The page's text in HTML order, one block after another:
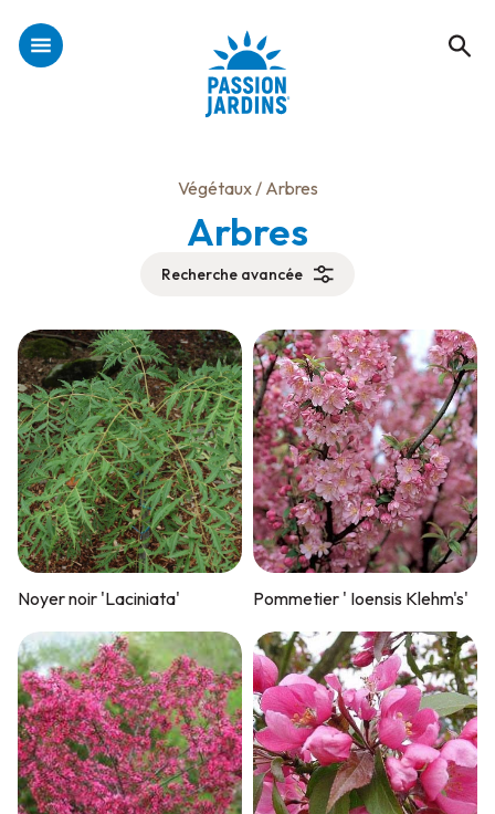
Végétaux/ Arbres
Arbres
Recherche avancée
Noyer noir 'Laciniata' Pommetier ' Ioensis Klehm's'